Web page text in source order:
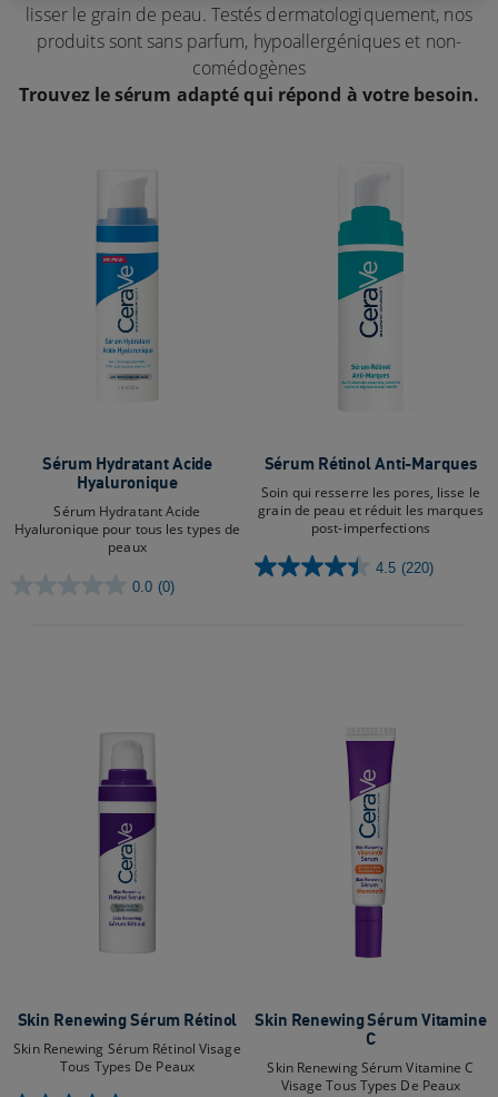
lisser le grain de peau. Testés dermatologiquement, nos
produits sont sans parfum, hypoallergéniques et non-
comédogènes
Trouvez le sérum adapté qui répond à votre besoin.
Sérum Hydratant Acide
Hyaluronique
Sérum Hydratant Acide
Hyaluronique pour tous les types de
peaux
0.0 (0)
0.0
Sérum Rétinol Anti-Marques
Soin qui resserre les pores, lisse le
grain de peau et réduit les marques
post-imperfections
4.5 (220)
4.5
Skin Renewing Sérum Rétinol
Skin Renewing Sérum Rétinol Visage
Tous Types De Peaux
Skin Renewing Sérum Vitamine
C
Skin Renewing Sérum Vitamine C
Visage Tous Types De Peaux